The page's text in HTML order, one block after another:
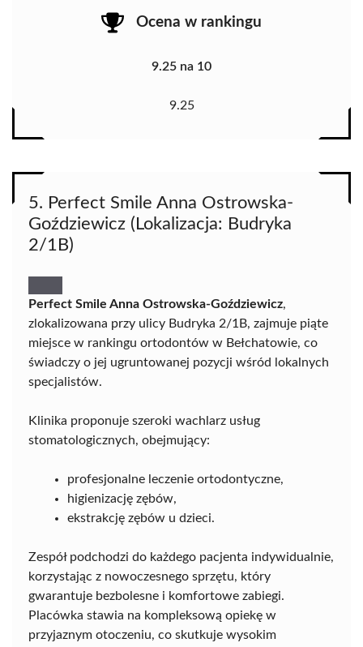
Ocena w rankingu
9.25 na 10
9.25
5. Perfect Smile Anna Ostrowska-
Goździewicz (Lokalizacja: Budryka
2/1B)
Perfect Smile Anna Ostrowska-Goździewicz,
zlokalizowana przy ulicy Budryka 2/1B, zajmuje piąte
miejsce w rankingu ortodontów w Bełchatowie, co
świadczy o jej ugruntowanej pozycji wśród lokalnych
specjalistów.
Klinika proponuje szeroki wachlarz usług
stomatologicznych, obejmujący:
profesjonalne leczenie ortodontyczne,
higienizację zębów,
ekstrakcję zębów u dzieci.
Zespół podchodzi do każdego pacjenta indywidualnie,
korzystając z nowoczesnego sprzętu, który
gwarantuje bezbolesne i komfortowe zabiegi.
Placówka stawia na kompleksową opiekę w
przyjaznym otoczeniu, co skutkuje wysokim